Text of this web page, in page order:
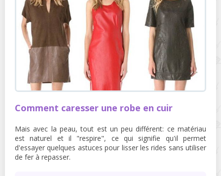
Comment caresser une robe en cuir
Mais avec la peau, tout est un peu différent: ce matériau
est naturel et il "respire", ce qui signifie qu'il permet
d'essayer quelques astuces pour lisser les rides sans utiliser
de fer à repasser.